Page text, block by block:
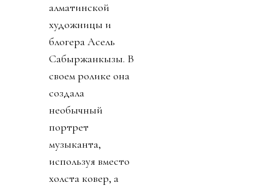
алматинской
художницы и
блогера Асель
Сабыржанкызы. В
своем ролике она
создала
необычный
портрет
музыканта,
используя вместо
холста ковер, а